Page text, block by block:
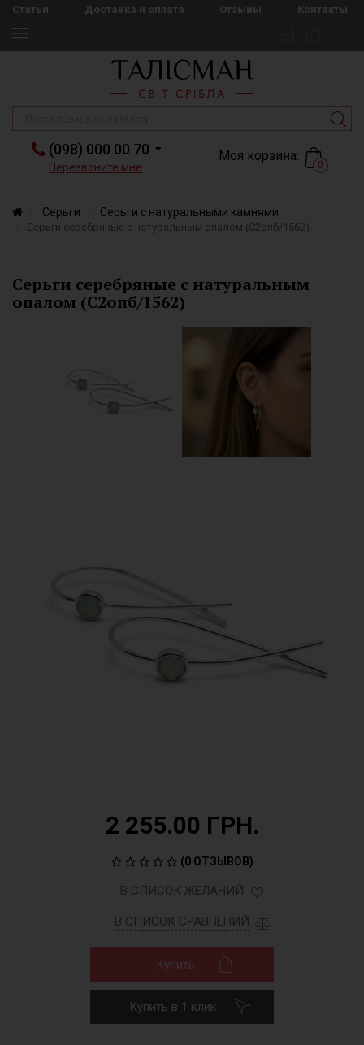
Статьи Доставка и оплата Отзывы Контакты
(098) 000 00 70
Перезвоните мне
Моя корзина:
0
Серьги Серьги с натуральными камнями
Серьги серебряные с натуральным опалом (С2опб/1562)
Серьги серебряные с натуральным
опалом (С2опб/1562)
2 255.00 ГРН.
(0 ОТЗЫВОВ)
В СПИСОК ЖЕЛАНИЙ
В СПИСОК СРАВНЕНИЙ
Купить
Купить в 1 клик